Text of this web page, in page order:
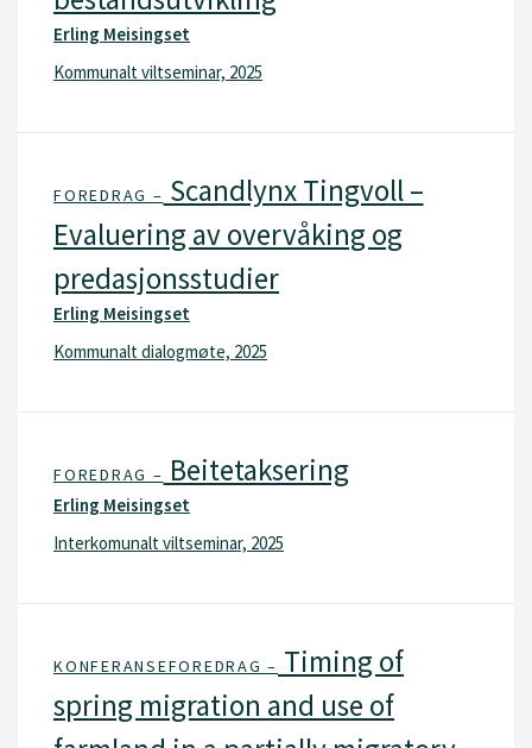
Erling Meisingset
Kommunalt viltseminar, 2025
FOREDRAG – Scandlynx Tingvoll –
Evaluering av overvåking og
predasjonsstudier
Erling Meisingset
Kommunalt dialogmøte, 2025
FOREDRAG – Beitetaksering
Erling Meisingset
Interkomunalt viltseminar, 2025
KONFERANSEFOREDRAG – Timing of
spring migration and use of